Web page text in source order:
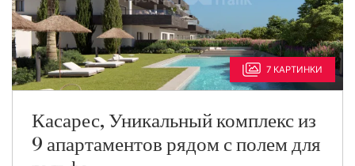
7 КАРТИНКИ
Касарес, Уникальный комплекс из
9 апартаментов рядом с полем для